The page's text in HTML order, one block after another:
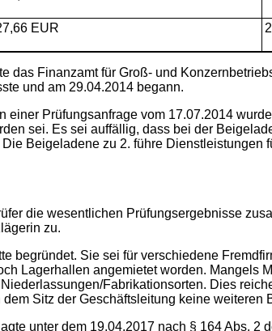
EUR
das Finanzamt für Groß- und
und am 29.04.2014 begann.
einer Prüfungsanfrage vom 17.07.2014
sei. Es sei auffällig, dass bei der
Beigeladene zu 2. führe Dienstleistungen
die wesentlichen Prüfungsergebnisse
zu.
begründet. Sie sei für verschiedene
Lagerhallen angemietet worden. Mangels
Fabrikationsorten. Dies
Sitz der Geschäftsleitung keine weiteren
unter dem 19.04.2017 nach § 164 Abs. 2